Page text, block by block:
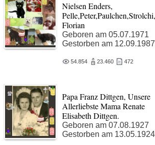
Nielsen Enders,
Pelle,Peter,Paulchen,Strolchi,
Florian
Geboren am 05.07.1971
Gestorben am 12.09.1987
54.854 23.460 472
Papa Franz Dittgen, Unsere
Allerliebste Mama Renate
Elisabeth Dittgen.
Geboren am 07.08.1927
Gestorben am 13.05.1924